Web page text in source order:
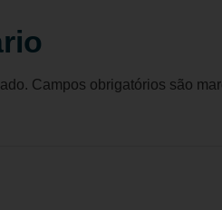
Campos obrigatórios são